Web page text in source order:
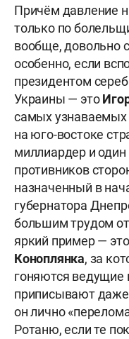
Причём давление
только по
вообще, довольно
особенно, если
президентом
Украины — это
самых
на юго-востоке
миллиардер и
противников
назначенный в
губернатора
большим трудом
яркий пример —
Коноплянка, за
гоняются ведущие
приписывают даже
он лично
Ротаню, если те